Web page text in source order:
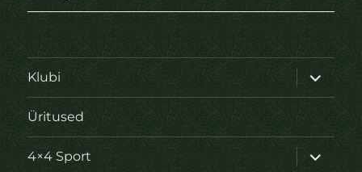
Klubi
laienda
Üritused
4×4 Sport
laienda